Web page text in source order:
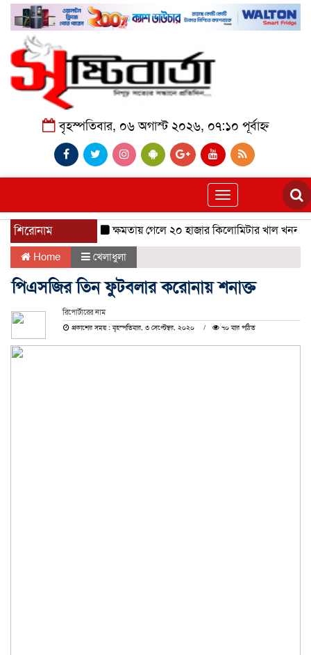
বৃহস্পতিবার, ০৬ অগাস্ট ২০২৬, ০৭:১০ পূর্বাহ্ন
Toggle
navigation
শিরোনাম ক্ষমতায় গেলে ২০ হাজার কিলোমিটার খাল খনন
Home খেলাধুলা
পিএসজির তিন ফুটবলার করোনায় শনাক্ত
রিপোর্টারের নাম
প্রকাশের সময় : বৃহস্পতিবার, ৩ সেপ্টেম্বর, ২০২০
৭০ বার পঠিত